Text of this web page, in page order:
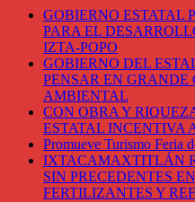
GOBIERNO ESTATAL
PARA EL
IZTA-POPO
GOBIERNO DEL
PENSAR EN GRANDE
AMBIENTAL
CON OBRA Y
ESTATAL INCENTIVA
Promueve Turismo Feria
IXTACAMAXTITLÁN
SIN PRECEDENTES
FERTILIZANTES Y